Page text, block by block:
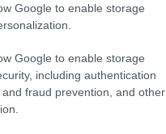
Google to enable storage
Google to enable storage
including authentication
fraud prevention, and other
Πτολεμαΐδα
για
Β’